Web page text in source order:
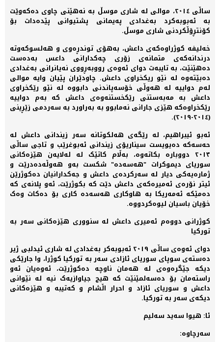
ساڵی ٢٠١٤، موالی لە شاری موسڵ بە نەهێنی چاوی دەکەوێت
بە ئەبوبەکرد بەغدادی پەیمانی پشتیوانی پێدەدات بۆ
کۆنتڕۆڵکردنی شاری موسڵ.
خەلیفە کوژراوەکەی داعش، بەهۆی توندڕەوی و هەلسوکەوتە
درندانەکەی متمانەی زۆری چەکدارانی داعس بەدەست
دەهێنێت، بە تایبەت دوای ئەوەی رووبەڕووی نەیانرانی بەغدادی
دەبێتەوە لە نێو ریکخراوی داعش. چاودێران پێیان وایە موالی
لەم دواییە لە هەوڵی خۆسەپاندنی دابووە لە نێو رێکخراوی
داعش بە مەبەستنی رێکخستنەوەی داعش کە بەم دواییە
رێکخراوەکە هێزی جارانی نەمابوو بە بەراورد بە سەردمی زێڕینی
(٢٠١٤-٢٠١٩).
ئەبو ئیبراهیم، لە رێگەی هەلکوتانە سەر زیندانی داعش لە
حەسەکە دەیویست سیناریۆی زیندانی ئەبوغرێب و تاجی ساڵی
٢٠١٣ دووبارە بکاتەوە، بەڵام کاتێک لە لەلایەن هێزەکانی
سوریای دیموکرات "هەسەدە" شکست بەو هەوڵەدەدرێت و
ژمارەیەکی دیار لە سەرکردەی داعش و جەکدارانیان دەکوژرێن
ئیتر نۆرەی ئەمیرەکەی داعش دێت کە بکوژرێت، ئەو پلانەی کە
دەمێکە ئەمەریکا بە هاوکاری هەسەدە کاری بۆ دەکات وەک
خۆیان باسیان لیوەکردووە.
کوژرانی دووەم ئەمیری داعش لە سنووری هێزەکانی سەر بە
تورکیا
دوای ئەوەی ساڵی ٢٠١٩ ئەبوبەکر بەغدادی لە شاری ئیدلبی ژیر
دەستەی سوپای سوریای ئازادی سەر بە تورکیا کوژرا، وا جارێکی
دیکە جێگرەوەی لە هەمان ناوچە دەکوژرێت، ئەوەیان ئەو
راستەمان بۆ دەسەلمێنێت کە هیج جیاوازیەک نیە لە نێوانی
داعش و سوریای ئازاد و احرار اڵشام و کەتیبە و هێزەکانی
دیکەی سەر بە تورکیا.
ئا: هیوا سەید سەلیم
سەرچاوە: